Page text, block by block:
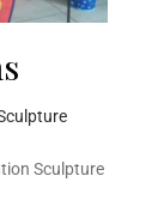
Sculpture